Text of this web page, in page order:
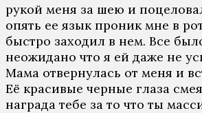
рукой меня за шею и
опять ее язык проник мне в
быстро заходил в нем. Все
неожидано что я ей даже не
Мама отвернулась от меня и
Её красивые черные глаза
награда тебе за то что ты